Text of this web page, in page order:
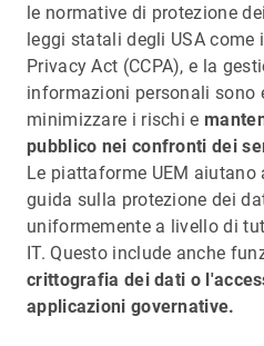
le normative di protezione
leggi statali degli USA come
Privacy Act (CCPA), e la
informazioni personali sono
minimizzare i rischi e
pubblico nei confronti dei
Le piattaforme UEM aiutano
guida sulla protezione dei
uniformemente a livello di
IT. Questo include anche
crittografia dei dati o
applicazioni governative.